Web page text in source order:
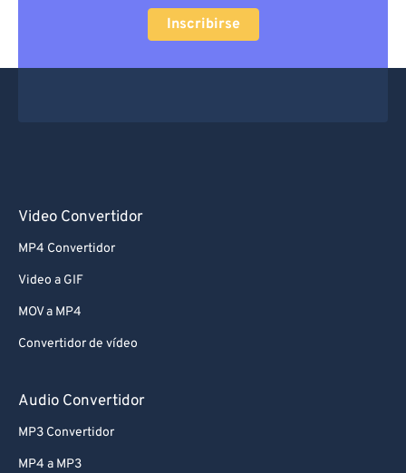
Inscribirse
Video Convertidor
MP4 Convertidor
Video a GIF
MOV a MP4
Convertidor de vídeo
Audio Convertidor
MP3 Convertidor
MP4 a MP3